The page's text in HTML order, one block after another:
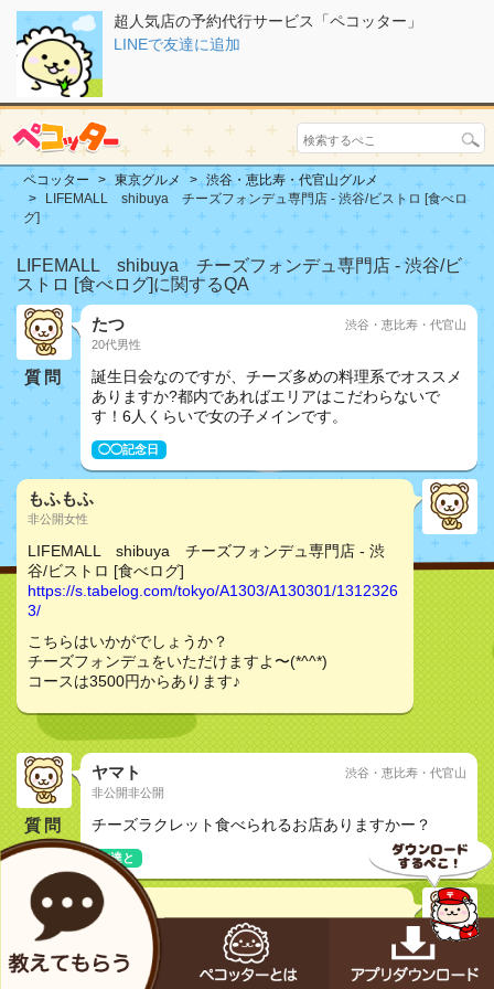
超人気店の予約代行サービス「ペコッター」
LINEで友達に追加
ペコッター 東京グルメ
渋谷・恵比寿・代官山グルメ
LIFEMALL shibuya チーズフォンデュ専門店 - 渋谷/ビストロ [食べロ
グ]
LIFEMALL shibuya チーズフォンデュ専門店 - 渋谷/ビ
ストロ [食べログ]に関するQA
質問
たつ
20代男性
渋谷・恵比寿・代官山
誕生日会なのですが、チーズ多めの料理系でオススメ
ありますか?都内であればエリアはこだわらないで
す！6人くらいで女の子メインです。
◯◯記念日
もふもふ
非公開女性
LIFEMALL shibuya チーズフォンデュ専門店 - 渋
谷/ビストロ [食べログ]
https://s.tabelog.com/tokyo/A1303/A130301/1312326
3/
こちらはいかがでしょうか？
チーズフォンデュをいただけますよ〜(*^^*)
コースは3500円からあります♪
質問
ヤマト
非公開非公開
渋谷・恵比寿・代官山
チーズラクレット食べられるお店ありますかー？
友達と
りな
非公開女性
LIFEMALL shibuya チーズフォンデュ専門店 - 渋
谷/ビストロ [食べログ]